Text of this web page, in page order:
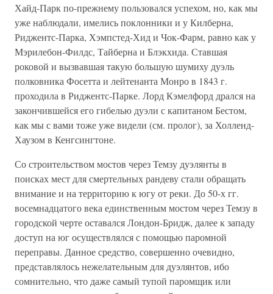
Хайд-Парк по-прежнему пользовался успехом, но, как мы
уже наблюдали, имелись поклонники и у Килберна,
Риджентс-Парка, Хэмпстед-Хид и Чок-Фарм, равно как у
Мэрилебон-Филдс, Тайберна и Блэкхида. Ставшая
роковой и вызвавшая такую большую шумиху дуэль
полковника Фосетта и лейтенанта Монро в 1843 г.
проходила в Риджентс-Парке. Лорд Кэмелфорд дрался на
закончившейся его гибелью дуэли с капитаном Бестом,
как мы с вами тоже уже видели (см. пролог), за Холленд-
Хаузом в Кенгсингтоне.
Со строительством мостов через Темзу дуэлянты в
поисках мест для смертельных рандеву стали обращать
внимание и на территорию к югу от реки. До 50-х гг.
восемнадцатого века единственным мостом через Темзу в
городской черте оставался Лондон-Бридж, далее к западу
доступ на юг осуществлялся с помощью паромной
переправы. Данное средство, совершенно очевидно,
представлялось нежелательным для дуэлянтов, ибо
сомнительно, что даже самый тупой паромщик или